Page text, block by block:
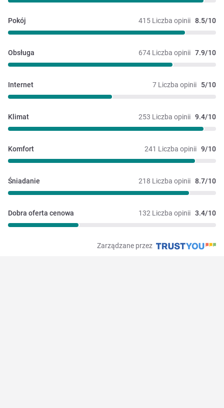
415 Liczba opinii 8.5/10
Pokój
674 Liczba opinii 7.9/10
Obsługa
7 Liczba opinii 5/10
Internet
253 Liczba opinii 9.4/10
Klimat
241 Liczba opinii 9/10
Komfort
218 Liczba opinii 8.7/10
Śniadanie
132 Liczba opinii 3.4/10
Dobra oferta cenowa
Zarządzane przez